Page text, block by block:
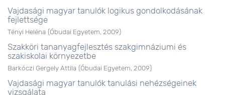
Vajdasági magyar tanulók logikus gondolkodásának
fejlettsége
Tényi Heléna (Óbudai Egyetem 2009)
Szakköri tananyagfejlesztés szakgimnáziumi és
szakiskolai környezetbe
Barkóczi Gergely Attila (Óbudai Egyetem 2009)
Vajdasági magyar tanulók tanulási nehézségeinek
vizsgálata